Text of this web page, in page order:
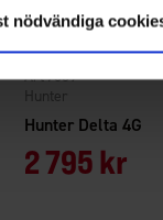
nödvändiga
3.1 utav 5 stjärnor
Hunter Delta 4G
Hunter
7639
2 795 kr